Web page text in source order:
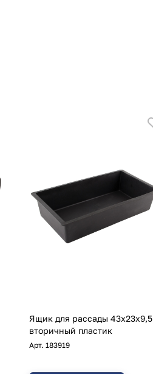
Ящик для рассады 43х23х9,5
вторичный пластик
Арт. 183919